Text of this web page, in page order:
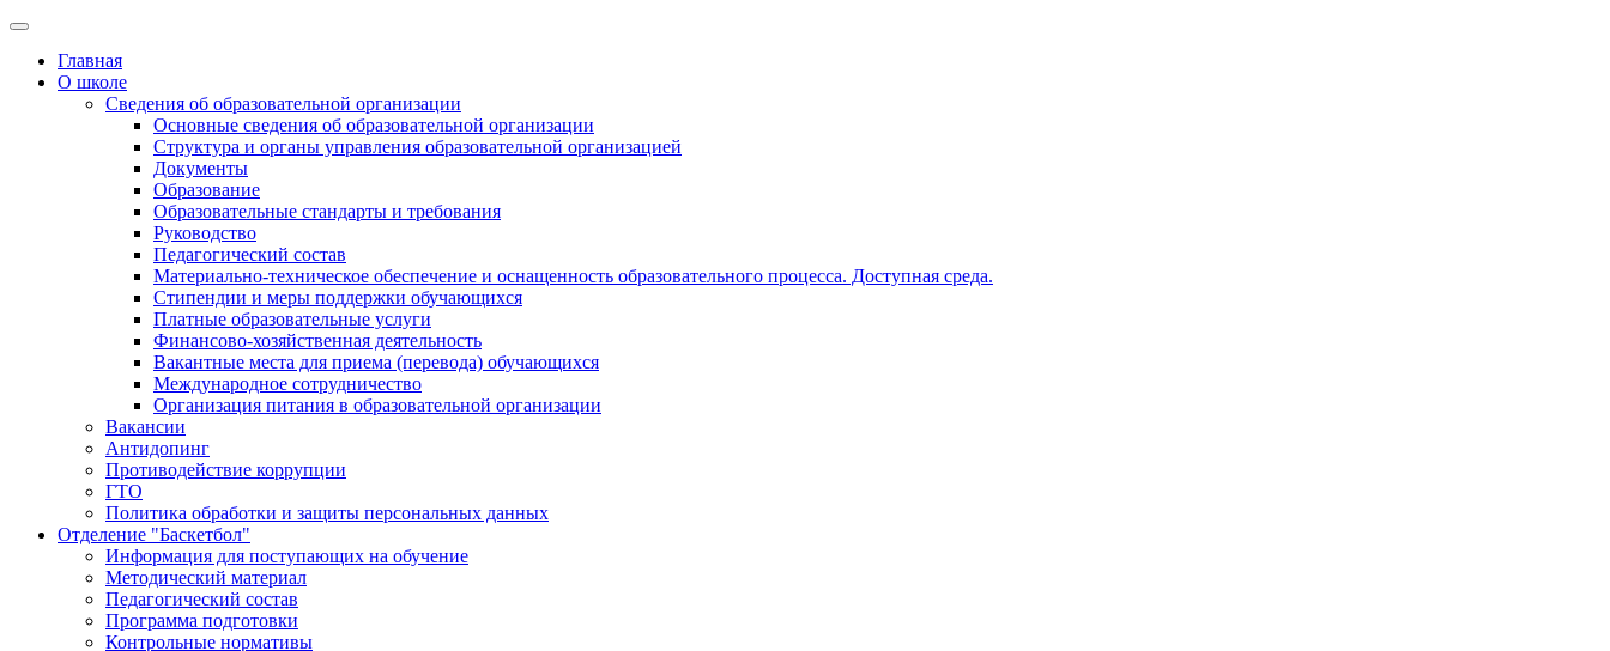
Главная
О школе
Сведения об образовательной организации
Основные сведения об образовательной организации
Структура и органы управления образовательной организацией
Документы
Образование
Образовательные стандарты и требования
Руководство
Педагогический состав
Материально-техническое обеспечение и оснащенность образовательного процесса. Доступная среда.
Стипендии и меры поддержки обучающихся
Платные образовательные услуги
Финансово-хозяйственная деятельность
Вакантные места для приема (перевода) обучающихся
Международное сотрудничество
Организация питания в образовательной организации
Вакансии
Антидопинг
Противодействие коррупции
ГТО
Политика обработки и защиты персональных данных
Отделение "Баскетбол"
Информация для поступающих на обучение
Методический материал
Педагогический состав
Программа подготовки
Контрольные нормативы